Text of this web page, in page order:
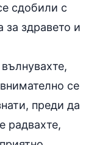
сдобили с
за здравето и
се
преди да
радвахте,